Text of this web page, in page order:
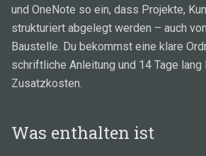
und OneNote so ein, dass Projekte,
strukturiert abgelegt werden – auch
Baustelle. Du bekommst eine klare
schriftliche Anleitung und 14 Tage lang
Zusatzkosten.
Was enthalten ist